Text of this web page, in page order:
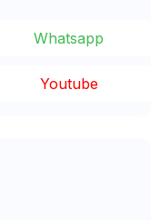
Whatsapp
Youtube